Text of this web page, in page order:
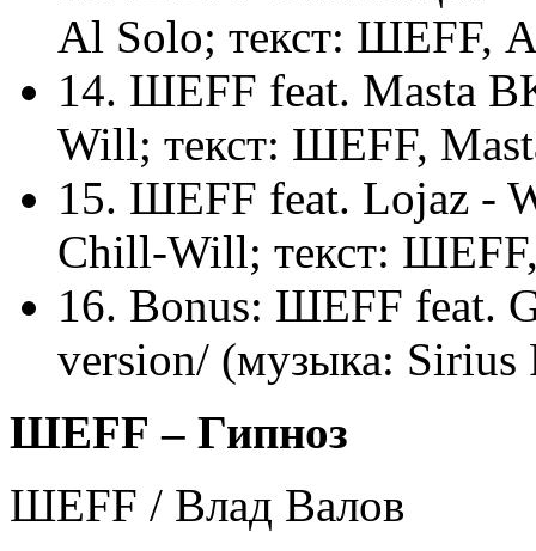
Al Solo; текст: ШЕFF,
14. ШЕFF feat. Masta
Will; текст: ШЕFF,
15. ШЕFF feat. Lojaz -
Chill-Will; текст:
16. Bonus: ШЕFF feat.
version/ (музыка:
ШЕFF – Гипноз
ШЕFF / Влад Валов